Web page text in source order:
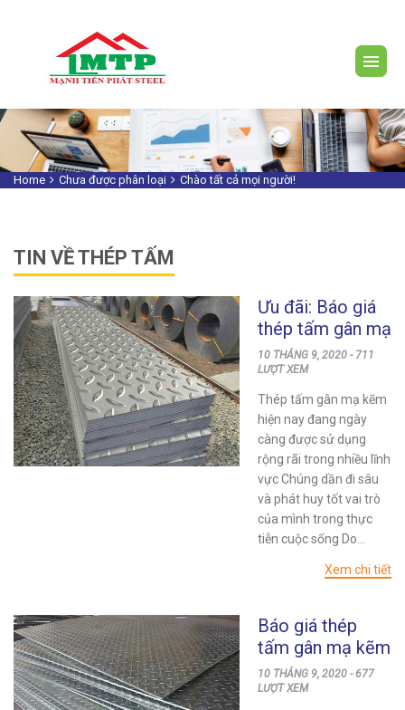
Home Chưa được phân loại Chào tất cả mọi người!
TIN VỀ THÉP TẤM
Ưu đãi: Báo giá
thép tấm gân mạ
kẽm tại quận
Bình Thạnh
10 THÁNG 9, 2020 - 711
LƯỢT XEM
Thép tấm gân mạ kẽm
hiện nay đang ngày
càng được sử dụng
rộng rãi trong nhiều lĩnh
vực Chúng dần đi sâu
và phát huy tốt vai trò
của mình trong thực
tiễn cuộc sống Do...
Xem chi tiết
Báo giá thép
tấm gân mạ kẽm
tại quận Bình
Tân mới nhất
10 THÁNG 9, 2020 - 677
LƯỢT XEM